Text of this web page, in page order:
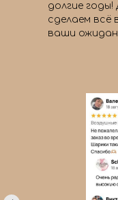
долгие
сделаем всё
ваши